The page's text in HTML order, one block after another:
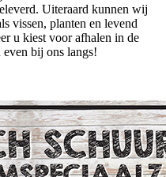
Uiteraard kunnen wij
vissen, planten en levend
u kiest voor afhalen in de
bij ons langs!